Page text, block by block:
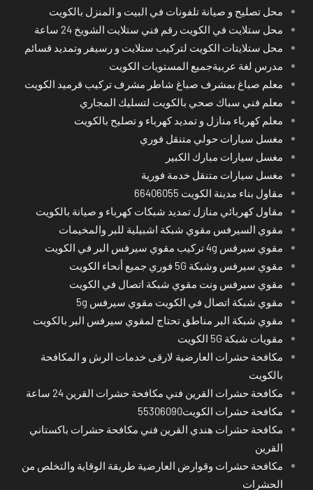
محل تصليح و صيانة تلفونات في البيت و المنزل بالكويت
محل ستلايت في الكويت رقم فني ستلايت الشويخ 24 ساعة
محل ستلايتات الكويت لتركيب ستلايت و رسيفر وتمديد قسائم
مدرس لغة عربيةجميع المستويات الكويت
معلم صباغ بمشرف صباغ شاطر مشرف تركيب قرميد الكويت
معلم فني سباك صحي بالكويت لتسليك المجاري
معلم كهرباء منازل و تمديد كهرباء و تصليح بالكويت
مغسل سيارات حولي متنقل فوري
مغسل سيارات مبارك الكبير
مغسل سيارات متنقل خدمة فورية
مقاول بناء مدينة الكويت 66406055
مقاول كهربائي منازل تمديد شبكات كهرباء و صيانة بالكويت
مقوي السيرفس مقوي شبكة اشبيلية للبر والمخيمات
مقوي سيرفس 4g تركيب مقوي سيرفس البر في الكويت
مقوي سيرفس وشبكة 5G فوري جميع أنحاء الكويت
مقوي سيرفس ونت مقوي شبكة اتصال في الكويت
مقوي شبكة اتصال في الكويت مقوي سيرفس 5g
مقوي شبكة البر مناطق تحتاج لمقوي سيرفس البر بالكويت
مقويات شبكة 5G الكويت
مكافحة حشرات العارضية لارقى خدمات الرش و المكافحة
بالكويت
مكافحة حشرات القرين فني مكافحة حشرات القرين 24 ساعة
مكافحة حشرات الكويت55306090
مكافحة حشرات هندي القرين فني مكافحة حشرات باكستاني
القرين
مكافحة حشرات وقوارض العارضية طريقة الوقاية والتخلص من
الحشرات